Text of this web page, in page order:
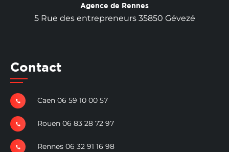
Agence de Rennes
5 Rue des entrepreneurs 35850 Gévezé
Contact
Caen 06 59 10 00 57
Rouen 06 83 28 72 97
Rennes 06 32 91 16 98